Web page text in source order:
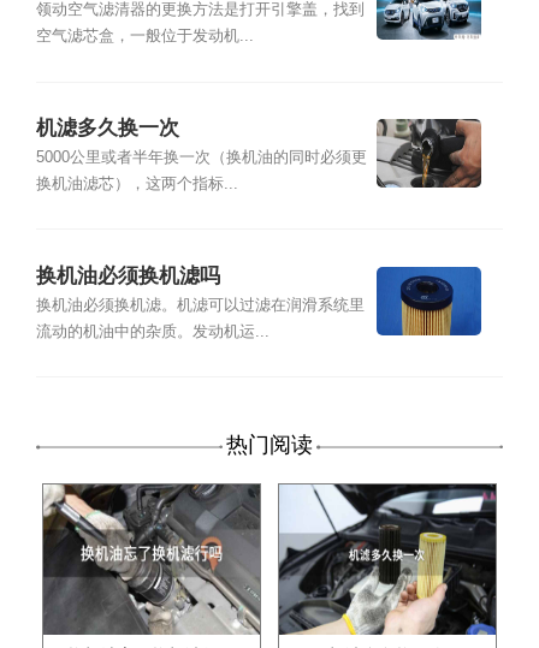
领动空气滤清器的更换方法是打开引擎盖，找到
空气滤芯盒，一般位于发动机...
机滤多久换一次
5000公里或者半年换一次（换机油的同时必须更
换机油滤芯），这两个指标...
换机油必须换机滤吗
换机油必须换机滤。机滤可以过滤在润滑系统里
流动的机油中的杂质。发动机运...
热门阅读